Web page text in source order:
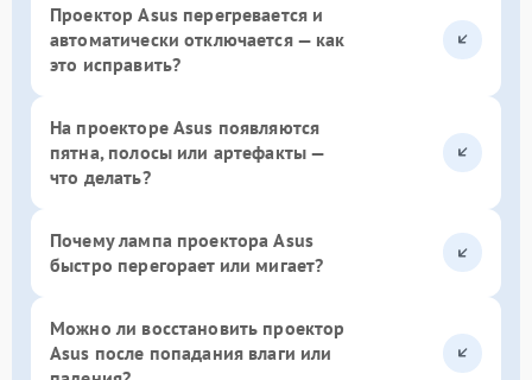
Проектор Asus перегревается и
автоматически отключается — как
это исправить?
На проекторе Asus появляются
пятна, полосы или артефакты —
что делать?
Почему лампа проектора Asus
быстро перегорает или мигает?
Можно ли восстановить проектор
Asus после попадания влаги или